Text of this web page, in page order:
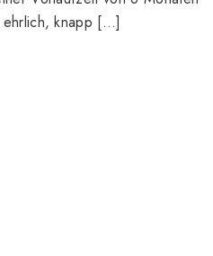
ehrlich, knapp […]